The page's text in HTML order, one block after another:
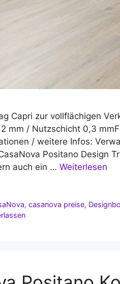
Capri zur vollflächigen
mm / Nutzschicht 0,3
/ weitere Infos:
Positano Design
auch ein … Weiterlesen
,casanova preise,